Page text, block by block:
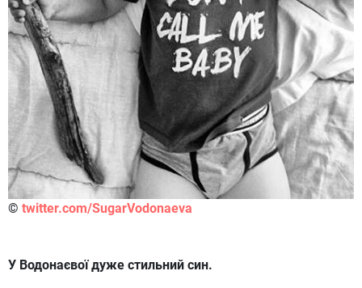
© twitter.com/SugarVodonaeva
У Водонаєвої дуже стильний син.